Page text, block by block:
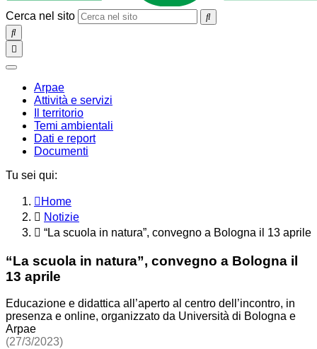
Cerca nel sito
SEARCH
Toggle
navigation
chiudi
Arpae
Attività e servizi
Il territorio
Temi ambientali
Dati e report
Documenti
Tu sei qui:
Home
Notizie
“La scuola in natura”, convegno a Bologna il 13 aprile
“La scuola in natura”, convegno a Bologna il
13 aprile
Educazione e didattica all’aperto al centro dell’incontro, in
presenza e online, organizzato da Università di Bologna e
Arpae
(27/3/2023)